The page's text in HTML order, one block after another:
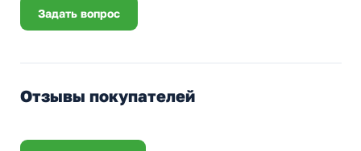
Задать вопрос
Отзывы покупателей